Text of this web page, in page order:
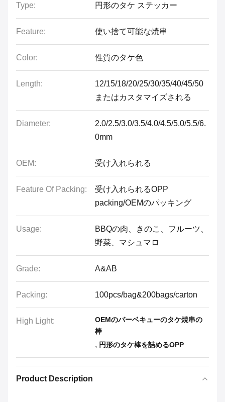
Type: 円形のタケ ステッカー
Feature: 使い捨て可能な焼串
Color: 性質のタケ色
Length:
12/15/18/20/25/30/35/40/45/50
またはカスタマイズされる
Diameter:
2.0/2.5/3.0/3.5/4.0/4.5/5.0/5.5/6.
0mm
OEM: 受け入れられる
Feature Of Packing:
受け入れられるOPP
packing/OEMのパッキング
Usage:
BBQの肉、きのこ、フルーツ、
野菜、マシュマロ
Grade: A&AB
Packing: 100pcs/bag&200bags/carton
High Light:
OEMのバーベキューのタケ焼串の
棒
, 円形のタケ棒を詰めるOPP
Product Description